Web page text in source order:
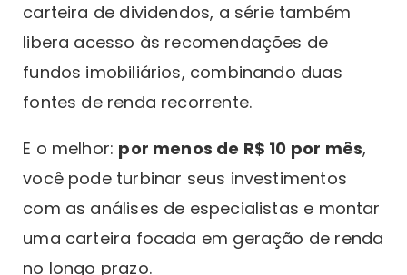
carteira de dividendos, a série também
libera acesso às recomendações de
fundos imobiliários, combinando duas
fontes de renda recorrente.
E o melhor: por menos de R$ 10 por mês,
você pode turbinar seus investimentos
com as análises de especialistas e montar
uma carteira focada em geração de renda
no longo prazo.